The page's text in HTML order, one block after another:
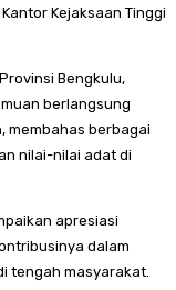
Kejaksaan Tinggi
Bengkulu,
berlangsung
membahas berbagai
nilai-nilai adat di
apresiasi
dalam
tengah masyarakat.